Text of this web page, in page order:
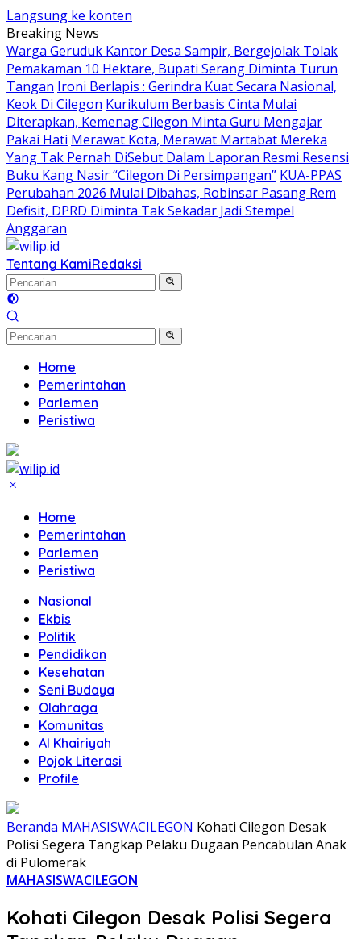
Langsung ke konten
Breaking News
Warga Geruduk Kantor Desa Sampir, Bergejolak Tolak
Pemakaman 10 Hektare, Bupati Serang Diminta Turun
Tangan Ironi Berlapis : Gerindra Kuat Secara Nasional,
Keok Di Cilegon Kurikulum Berbasis Cinta Mulai
Diterapkan, Kemenag Cilegon Minta Guru Mengajar
Pakai Hati Merawat Kota, Merawat Martabat Mereka
Yang Tak Pernah DiSebut Dalam Laporan Resmi Resensi
Buku Kang Nasir “Cilegon Di Persimpangan” KUA-PPAS
Perubahan 2026 Mulai Dibahas, Robinsar Pasang Rem
Defisit, DPRD Diminta Tak Sekadar Jadi Stempel
Anggaran
Tentang KamiRedaksi
Home
Pemerintahan
Parlemen
Peristiwa
Home
Pemerintahan
Parlemen
Peristiwa
Nasional
Ekbis
Politik
Pendidikan
Kesehatan
Seni Budaya
Olahraga
Komunitas
Al Khairiyah
Pojok Literasi
Profile
Beranda MAHASISWACILEGON Kohati Cilegon Desak
Polisi Segera Tangkap Pelaku Dugaan Pencabulan Anak
di Pulomerak
MAHASISWACILEGON
Kohati Cilegon Desak Polisi Segera